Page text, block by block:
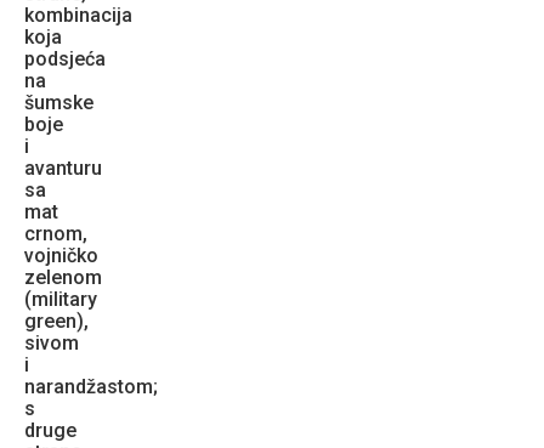
kombinacija
koja
podsjeća
na
šumske
boje
i
avanturu
sa
mat
crnom,
vojničko
zelenom
(military
green),
sivom
i
narandžastom;
s
druge